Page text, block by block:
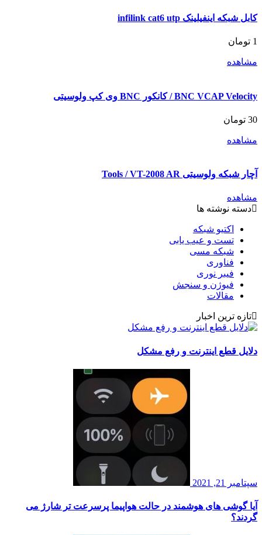
کابل شبکه اینفیلینک infilink cat6 utp
1 تومان
مشاهده
BNC VCAP Velocity / کانکور BNC وی کپ ولوسیتی
30 تومان
مشاهده
آچار شبکه ولوسیتی Tools / VT-2008 AR
مشاهده
دسته نوشته ها
اکتیو شبکه
تست و عیب یابی
شبکه مسی
فناوری
فیبر نوری
فیوژن و سنجش
مقالات
تازه ترین اخبار
دلایل قطع اینترنت و رفع مشکل
سپتامبر 21, 2021
آیا گوشی های هوشمند در حالت هواپیما پرسرعت تر شارژ می
گردند؟